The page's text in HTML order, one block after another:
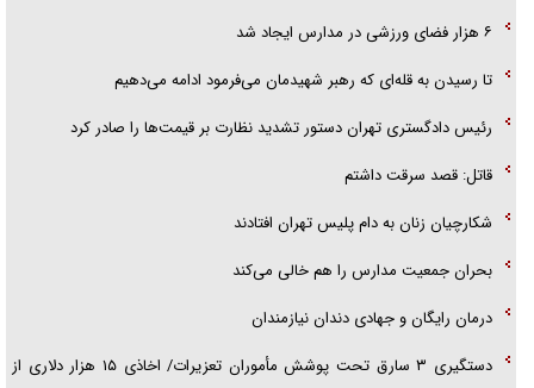
۶ هزار فضای ورزشی در مدارس ایجاد شد
تا رسیدن به قله‌ای که رهبر شهیدمان می‌فرمود ادامه می‌دهیم
رئیس دادگستری تهران دستور تشدید نظارت بر قیمت‌ها را صادر کرد
قاتل: قصد سرقت داشتم
شکارچیان زنان به دام پلیس تهران افتادند
بحران جمعیت مدارس را هم خالی می‌کند
درمان رایگان و جهادی دندان نیازمندان
دستگیری ۳ سارق تحت پوشش مأموران تعزیرات/ اخاذی ۱۵ هزار دلاری از